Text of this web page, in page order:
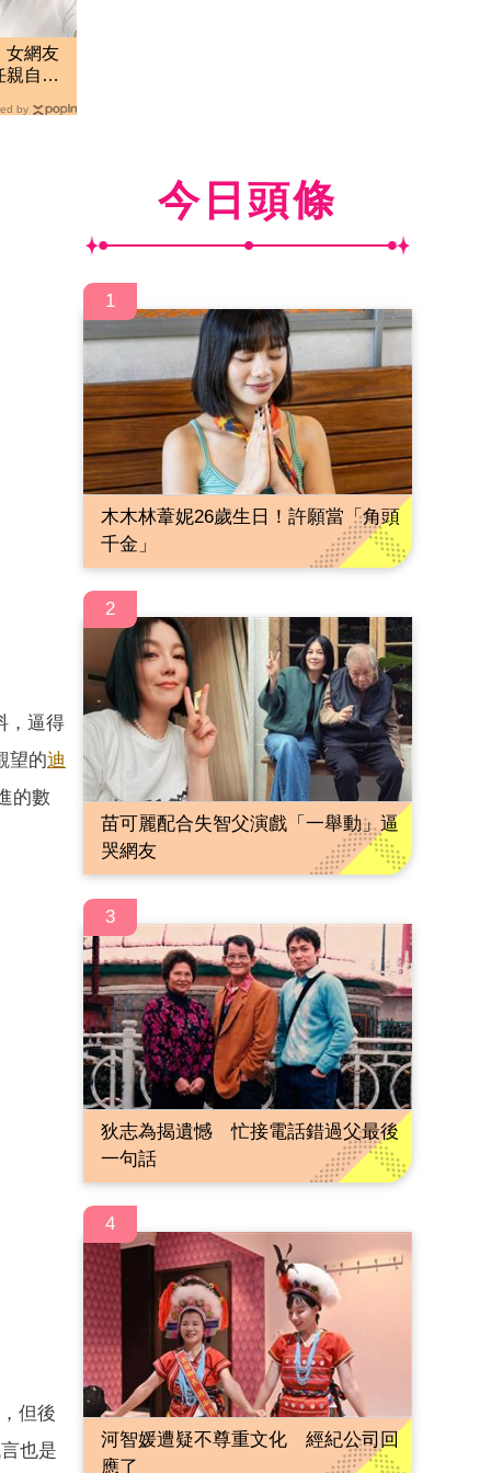
女網友
自回
by
，逼得
望的迪
的數
但後
也是
今日頭條
1
木木林葦妮26歲生日！許願當「角頭
千金」
2
苗可麗配合失智父演戲「一舉動」逼
哭網友
3
狄志為揭遺憾 忙接電話錯過父最後
一句話
4
河智媛遭疑不尊重文化 經紀公司回
應了